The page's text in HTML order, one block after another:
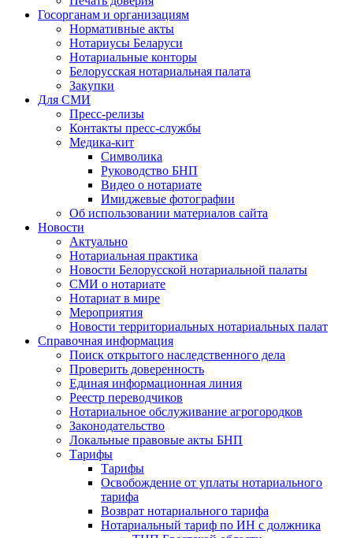
Госорганам и организациям
Нормативные акты
Нотариусы Беларуси
Нотариальные конторы
Белорусская нотариальная палата
Закупки
Для СМИ
Пресс-релизы
Контакты пресс-службы
Медика-кит
Символика
Руководство БНП
Видео о нотариате
Имиджевые фотографии
Об использовании материалов сайта
Новости
Актуально
Нотариальная практика
Новости Белорусской нотариальной палаты
СМИ о нотариате
Нотариат в мире
Мероприятия
Новости территориальных нотариальных палат
Справочная информация
Поиск открытого наследственного дела
Проверить доверенность
Единая информационная линия
Реестр переводчиков
Нотариальное обслуживание агрогородков
Законодательство
Локальные правовые акты БНП
Тарифы
Тарифы
Освобождение от уплаты нотариального
тарифа
Возврат нотариального тарифа
Нотариальный тариф по ИН с должника